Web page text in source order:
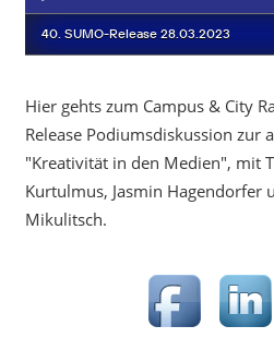
Hier gehts zum Campus & City
Release Podiumsdiskussion zur
"Kreativität in den Medien", mit
Kurtulmus, Jasmin Hagendorfer
Mikulitsch.